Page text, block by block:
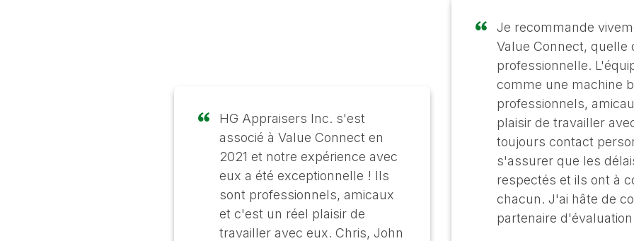
HG Appraisers Inc. s'est
associé à Value Connect en
2021 et notre expérience avec
eux a été exceptionnelle ! Ils
sont professionnels, amicaux
et c'est un réel plaisir de
travailler avec eux. Chris, John
Je recommande
Value Connect, quelle
professionnelle.
comme une machine
professionnels,
plaisir de travailler
toujours contact
s'assurer que les
respectés et ils ont à
chacun. J'ai hâte de
partenaire